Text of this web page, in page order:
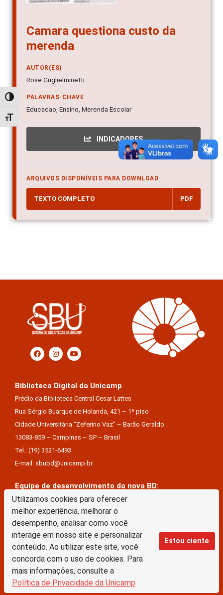
Utilizamos cookies para oferecer
melhor experiência, melhorar o
desempenho, analisar como você
interage em nosso site e personalizar
conteúdo. Ao utilizar este site, você
concorda com o uso de cookies. Para
mais informações, consulte a
Política de Privacidade da Unicamp
Estou ciente
Alternar alto contraste
Alternar tamanho da fonte
Camara questiona custo da
merenda
AUTOR(ES)
Rose Guglielminetti
PALAVRAS-CHAVE
Educacao, Ensino, Merenda Escolar
INDICADORES
ARQUIVOS DISPONÍVEIS PARA DOWNLOAD
TEXTO COMPLETO PDF
Biblioteca Digital da Unicamp
Prédio da Biblioteca Central Cesar Lattes
Rua Sérgio Buarque de Holanda, 421 – 1º piso
Cidade Universitária “Zeferino Vaz” – Barão Geraldo
13083-859 – Campinas – SP – Brasil
Tel.: (19) 3521-6493
E-mail: sbubd@unicamp.br
Equipe de desenvolvimento da nova BD:
Keite Aparecida Duarte
Márcio Vinícius De Jesus Almeida
Saul Victor De Castro E Silva
A Biblioteca Digital da Unicamp está licenciado com uma Licença Creative Commons –
Atribuição Sem Derivações 4.0 Internacional